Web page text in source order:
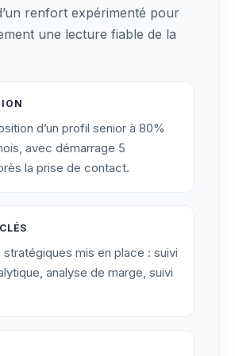
renfort expérimenté pour
une lecture fiable de la
d’un profil senior à 80%
avec démarrage 5
la prise de contact.
mis en place : suivi
analyse de marge, suivi